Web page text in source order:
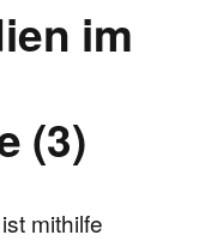
im
(3)
mithilfe